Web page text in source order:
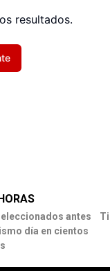
resultados.
antes
día en cientos